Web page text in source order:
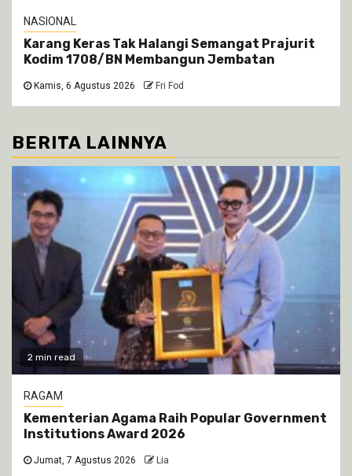
NASIONAL
Karang Keras Tak Halangi Semangat Prajurit
Kodim 1708/BN Membangun Jembatan
Kamis, 6 Agustus 2026 Fri Fod
BERITA LAINNYA
2 min read
RAGAM
Kementerian Agama Raih Popular Government
Institutions Award 2026
Jumat, 7 Agustus 2026 Lia